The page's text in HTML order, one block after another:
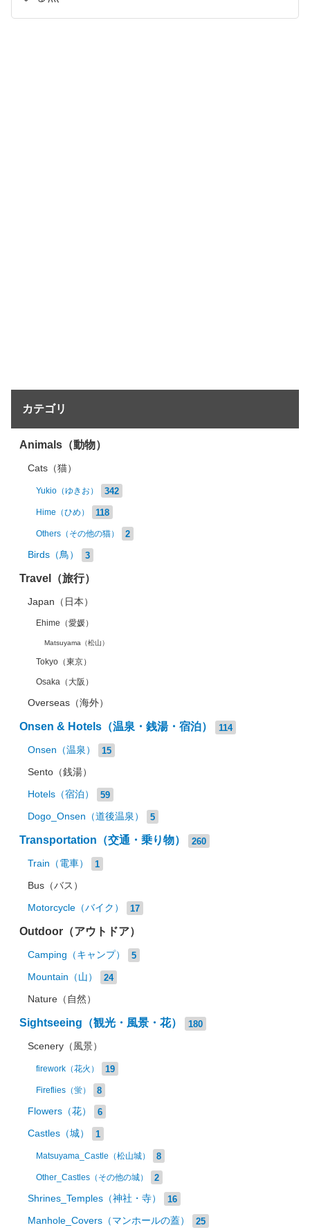
カテゴリ
Animals（動物）
Cats（猫）
Yukio（ゆきお） 342
Hime（ひめ） 118
Others（その他の猫） 2
Birds（鳥） 3
Travel（旅行）
Japan（日本）
Ehime（愛媛）
Matsuyama（松山）
Tokyo（東京）
Osaka（大阪）
Overseas（海外）
Onsen & Hotels（温泉・銭湯・宿泊） 114
Onsen（温泉） 15
Sento（銭湯）
Hotels（宿泊） 59
Dogo_Onsen（道後温泉） 5
Transportation（交通・乗り物） 260
Train（電車） 1
Bus（バス）
Motorcycle（バイク） 17
Outdoor（アウトドア）
Camping（キャンプ） 5
Mountain（山） 24
Nature（自然）
Sightseeing（観光・風景・花） 180
Scenery（風景）
firework（花火） 19
Fireflies（蛍） 8
Flowers（花） 6
Castles（城） 1
Matsuyama_Castle（松山城） 8
Other_Castles（その他の城） 2
Shrines_Temples（神社・寺） 16
Manhole_Covers（マンホールの蓋） 25